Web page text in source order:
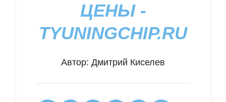
ЦЕНЫ -
TYUNINGCHIP.RU
Автор: Дмитрий Киселев